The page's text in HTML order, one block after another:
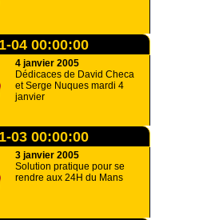
04 00:00:00
4 janvier 2005
Dédicaces de David Checa
et Serge Nuques mardi 4
janvier
03 00:00:00
3 janvier 2005
Solution pratique pour se
rendre aux 24H du Mans